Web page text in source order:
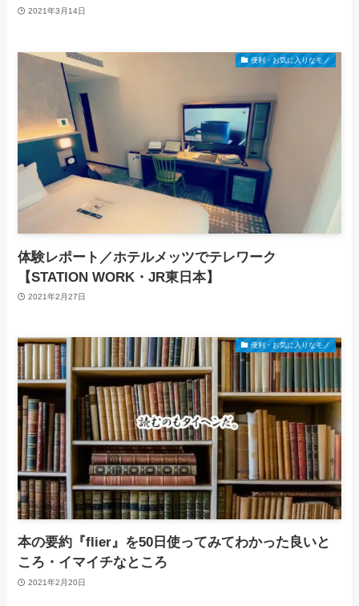
2021年3月14日
便利・お気に入りなモノ
体験レポート／ホテルメッツでテレワーク
【STATION WORK・JR東日本】
2021年2月27日
便利・お気に入りなモノ
本の要約『flier』を50日使ってみてわかった良いと
ころ・イマイチなところ
2021年2月20日